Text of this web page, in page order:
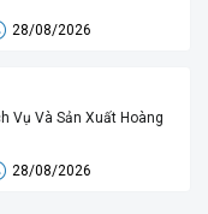
28/08/2026
Vụ Và Sản Xuất Hoàng
28/08/2026